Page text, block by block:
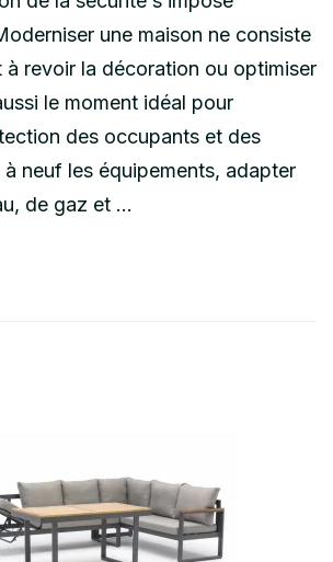
une maison ne consiste
à revoir la décoration ou optimiser
le moment idéal pour
des occupants et des
à neuf les équipements, adapter
de gaz et …